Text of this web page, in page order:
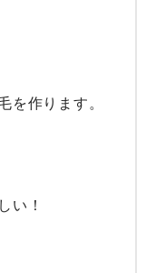
を作ります。
い！